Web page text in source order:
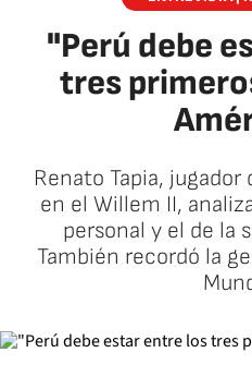
"Perú debe
tres
Renato Tapia,
en el Willem II,
personal y el de la
También recordó la